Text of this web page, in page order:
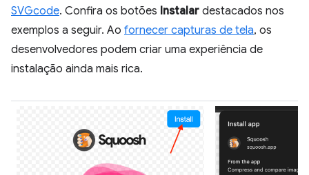
SVGcode. Confira os botões Instalar destacados nos
exemplos a seguir. Ao fornecer capturas de tela, os
desenvolvedores podem criar uma experiência de
instalação ainda mais rica.